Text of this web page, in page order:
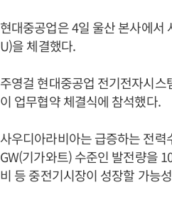
현대중공업은 4일 울산 본사에서
U)을 체결했다.
주영걸 현대중공업 전기전자시
이 업무협약 체결식에 참석했다.
사우디아라비아는 급증하는 전
GW(기가와트) 수준인 발전량을
비 등 중전기시장이 성장할 가능